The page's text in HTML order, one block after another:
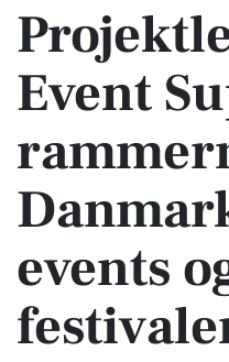
Event
events